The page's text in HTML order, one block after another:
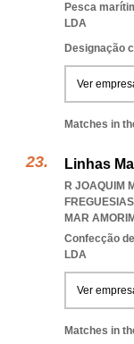
Pesca
LDA
Designação
Ver
Matches in
Linhas
R JOAQUIM
MAR
Confecção
LDA
Ver
Matches in